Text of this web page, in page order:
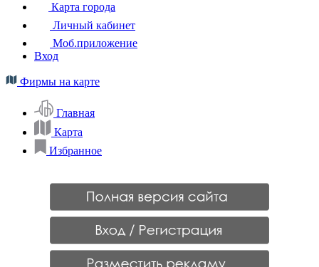
Карта города
Личный кабинет
Моб.приложение
Вход
Фирмы на карте
Главная
Карта
Избранное